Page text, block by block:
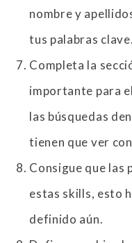
nombre y
tus palabras clave.
Completa la
importante para
las búsquedas
tienen que ver
Consigue que las
estas skills, esto
definido aún.